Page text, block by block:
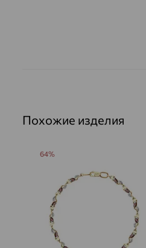
Похожие изделия
64%